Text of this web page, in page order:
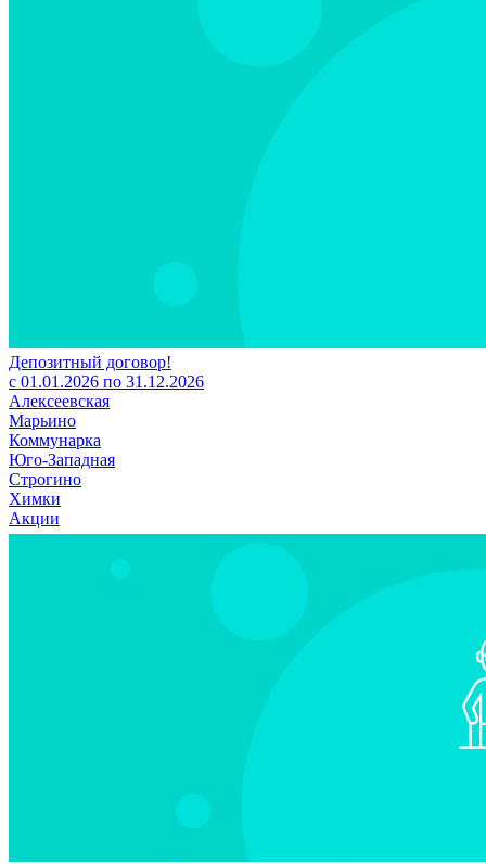
Депозитный договор!
с 01.01.2026 по 31.12.2026
Алексеевская
Марьино
Коммунарка
Юго-Западная
Строгино
Химки
Акции